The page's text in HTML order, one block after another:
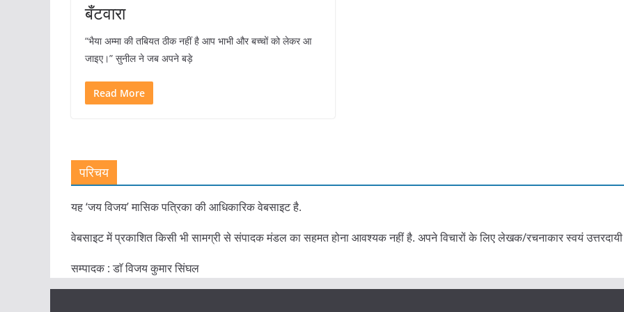
बँटवारा
“भैया अम्मा की तबियत ठीक नहीं है आप भाभी और बच्चों को लेकर आ
जाइए।” सुनील ने जब अपने बड़े
Read More
परिचय
यह ‘जय विजय’ मासिक पत्रिका की आधिकारिक वेबसाइट है.
वेबसाइट में प्रकाशित किसी भी सामग्री से संपादक मंडल का सहमत होना आवश्यक नहीं है. अपने विचारों के लिए लेखक/रचनाकार स्वयं
सम्पादक : डाॅ विजय कुमार सिंघल